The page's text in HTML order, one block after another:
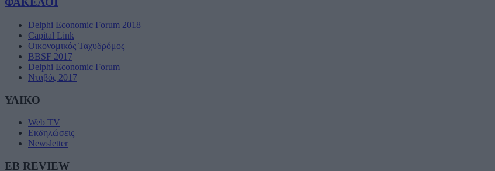
Delphi Economic Forum 2018
Capital Link
Οικονομικός Ταχυδρόμος
BBSF 2017
Delphi Economic Forum
Νταβός 2017
ΥΛΙΚΟ
Web TV
Εκδηλώσεις
Newsletter
EB REVIEW